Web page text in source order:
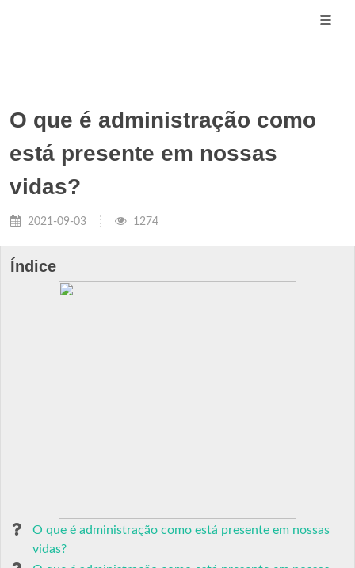
O que é administração como
está presente em nossas
vidas?
2021-09-03 1274
Índice
O que é administração como está presente em nossas
vidas?